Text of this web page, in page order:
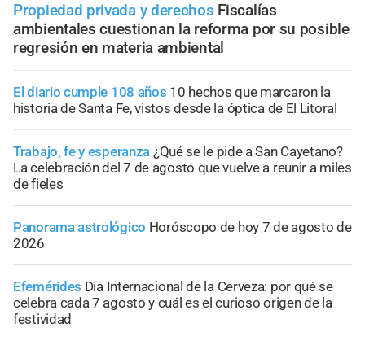
Propiedad privada y derechos Fiscalías
ambientales cuestionan la reforma por su posible
regresión en materia ambiental
El diario cumple 108 años 10 hechos que marcaron la
historia de Santa Fe, vistos desde la óptica de El Litoral
Trabajo, fe y esperanza ¿Qué se le pide a San Cayetano?
La celebración del 7 de agosto que vuelve a reunir a miles
de fieles
Panorama astrológico Horóscopo de hoy 7 de agosto de
2026
Efemérides Día Internacional de la Cerveza: por qué se
celebra cada 7 agosto y cuál es el curioso origen de la
festividad